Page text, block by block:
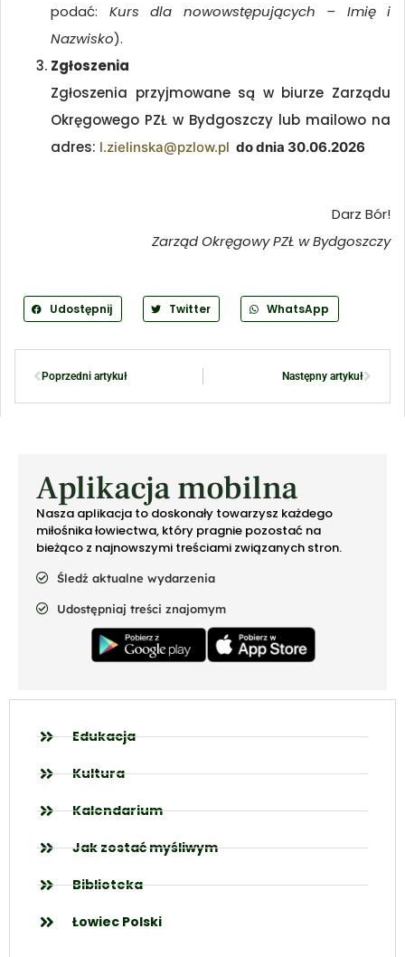
podać: Kurs dla nowowstępujących – Imię i
Nazwisko).
Zgłoszenia
Zgłoszenia przyjmowane są w biurze Zarządu
Okręgowego PZŁ w Bydgoszczy lub mailowo na
adres: l.zielinska@pzlow.pl do dnia 30.06.2026
Darz Bór!
Zarząd Okręgowy PZŁ w Bydgoszczy
Udostępnij Twitter WhatsApp
Poprzedni artykuł Następny artykuł
Aplikacja mobilna
Nasza aplikacja to doskonały towarzysz każdego
miłośnika łowiectwa, który pragnie pozostać na
bieżąco z najnowszymi treściami związanych stron.
Śledź aktualne wydarzenia
Udostępniaj treści znajomym
Edukacja
Kultura
Kalendarium
Jak zostać myśliwym
Biblioteka
Łowiec Polski